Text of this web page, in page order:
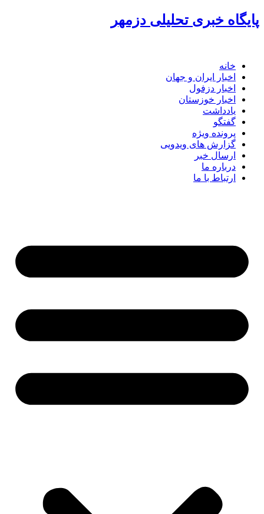
پرش
به
پایگاه خبری تحلیلی دزمهر
خانه
اخبار ایران و جهان
اخبار دزفول
اخبار خوزستان
یادداشت
گفتگو
پرونده ویژه
گزارش های ویدویی
ارسال خبر
درباره ما
ارتباط با ما